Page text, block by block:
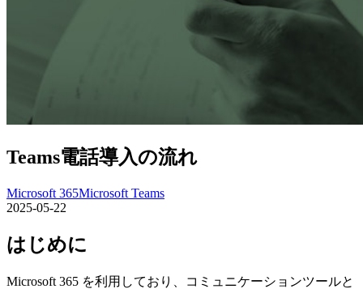
Teams電話導入の流れ
Microsoft 365Microsoft Teams
2025-05-22
はじめに
Microsoft 365 を利用しており、コミュニケーションツールと